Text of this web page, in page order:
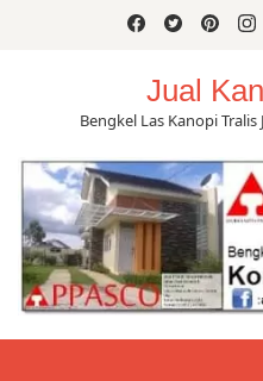
Jual
Bengkel Las Kanopi